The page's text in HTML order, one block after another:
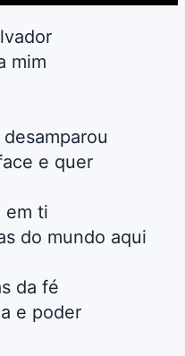
mim
e quer
em ti
do mundo aqui
da fé
e poder